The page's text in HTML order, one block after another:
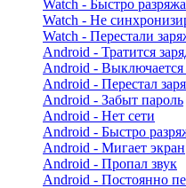
Watch - Быстро
Watch - Не
Watch - Перестали
Android - Тратится
Android - Выключается
Android - Перестал
Android - Забыт пароль
Android - Нет сети
Android - Быстро
Android - Мигает экран
Android - Пропал звук
Android - Постоянно